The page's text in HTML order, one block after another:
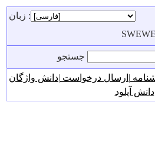
زبان :
| ارسال درخواست |دانش واژگان
|دانش آپلود